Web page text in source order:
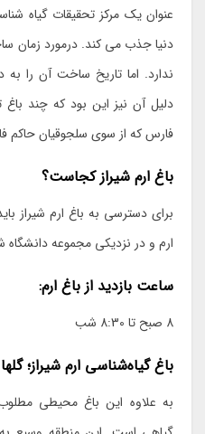
عنوان یک مرکز تحقیقات گیاه
دنیا جذب می کند. درمورد زمان
ندارد. اما تاریخ ساخت آن را
دلیل آن نیز این بود ‌که چند
فارس که از سوی سلجوقیان حاکم
باغ ارم شیراز کجاست؟
برای دسترسی به باغ ارم شیراز
ارم و در نزدیکی مجموعه‌ دانشگاه
ساعت بازدید از باغ ارم:
8 صبح تا 8:30 شب
باغ گیاه‌شناسی ارم شیراز؛